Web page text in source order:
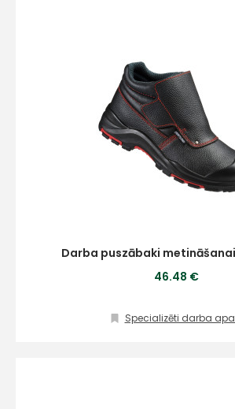
Darba puszābaki metināšanai
46.48 €
Specializēti darba